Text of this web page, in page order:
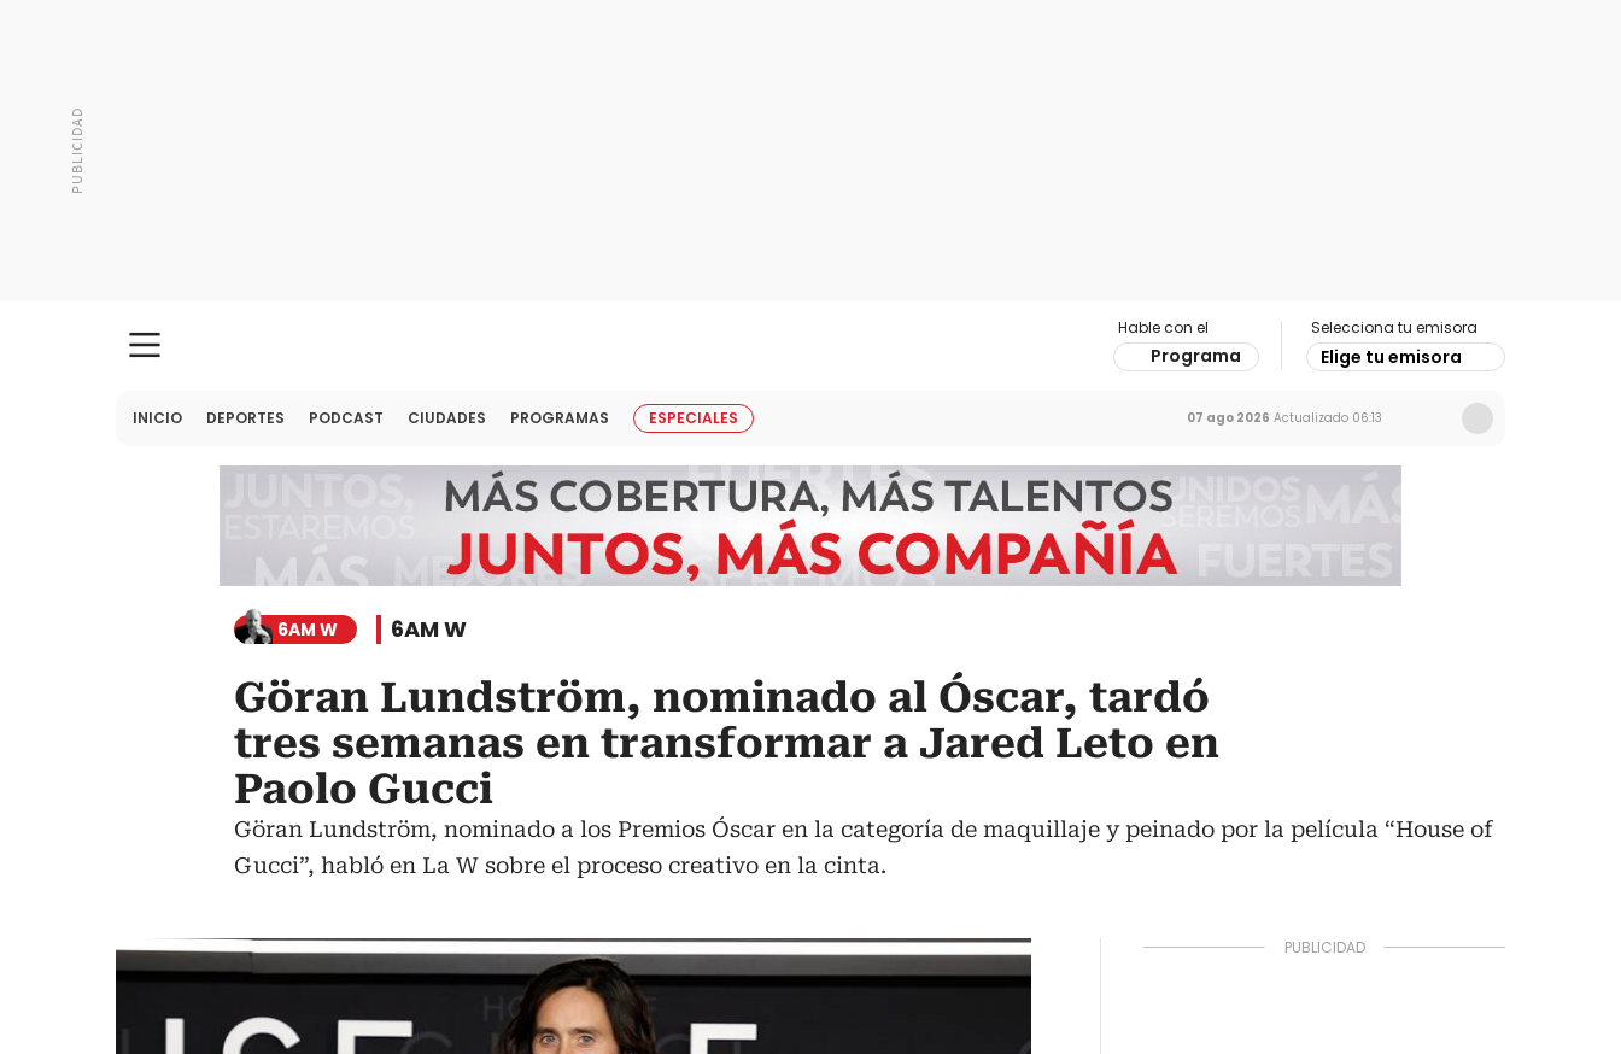
Hable con el
Programa
Selecciona tu emisora
Elige tu emisora
INICIO DEPORTES PODCAST CIUDADES PROGRAMAS ESPECIALES 07 ago 2026 Actualizado 06:13
6AM W 6AM W
Göran Lundström, nominado al Óscar, tardó
tres semanas en transformar a Jared Leto en
Paolo Gucci
Göran Lundström, nominado a los Premios Óscar en la categoría de maquillaje y peinado por la película “House of
Gucci”, habló en La W sobre el proceso creativo en la cinta.